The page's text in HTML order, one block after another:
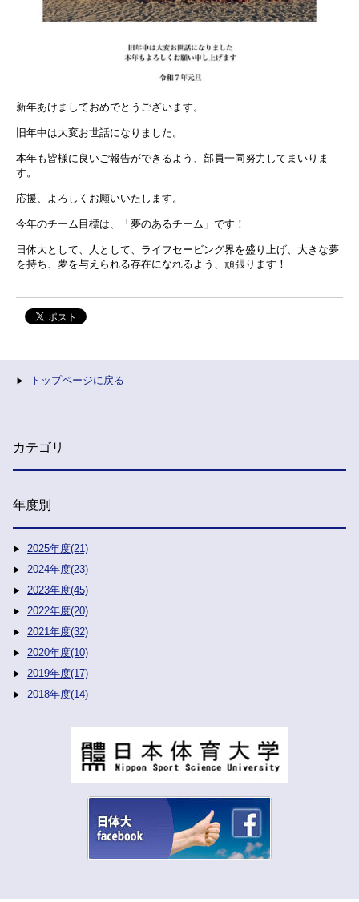
新年あけましておめでとうございます。
旧年中は大変お世話になりました。
本年も皆様に良いご報告ができるよう、部員一同努力してまいりま
す。
応援、よろしくお願いいたします。
今年のチーム目標は、「夢のあるチーム」です！
日体大として、人として、ライフセービング界を盛り上げ、大きな夢
を持ち、夢を与えられる存在になれるよう、頑張ります！
トップページに戻る
カテゴリ
年度別
2025年度(21)
2024年度(23)
2023年度(45)
2022年度(20)
2021年度(32)
2020年度(10)
2019年度(17)
2018年度(14)